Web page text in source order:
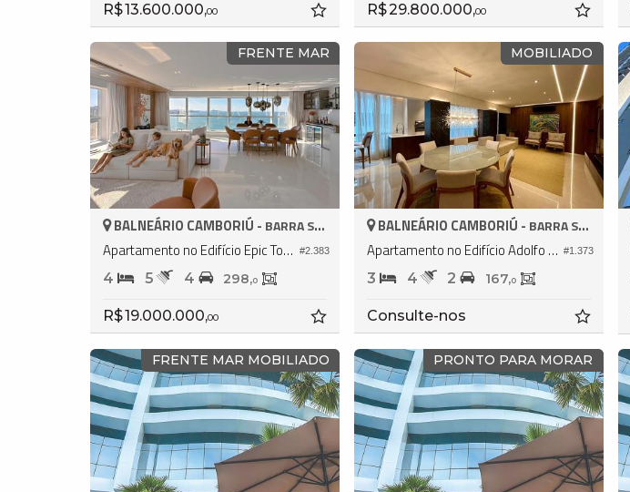
R$ 13.600.000,00 R$ 29.800.000,00
FRENTE MAR
#2.383
BALNEÁRIO CAMBORIÚ - BARRA SUL
Apartamento no Edifício Epic Tower
4 5 4 298,0
R$ 19.000.000,00
MOBILIADO
#1.373
BALNEÁRIO CAMBORIÚ - BARRA SUL
Apartamento no Edifício Adolfo Blase
3 4 2 167,0
Consulte-nos
FRENTE MAR MOBILIADO PRONTO PARA MORAR